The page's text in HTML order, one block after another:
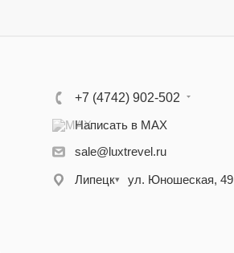
+7 (4742) 902-502
Написать в MAX
sale@luxtrevel.ru
Липецк▾ ул. Юношеская, 49